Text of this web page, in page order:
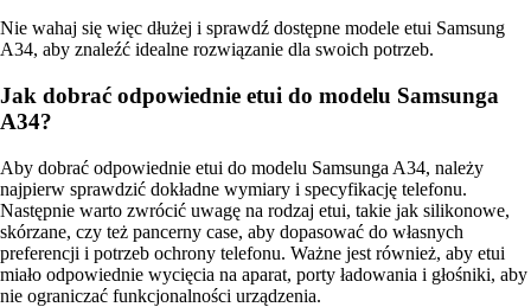
Nie wahaj się więc dłużej i sprawdź dostępne modele etui Samsung
A34, aby znaleźć idealne rozwiązanie dla swoich potrzeb.
Jak dobrać odpowiednie etui do modelu Samsunga
A34?
Aby dobrać odpowiednie etui do modelu Samsunga A34, należy
najpierw sprawdzić dokładne wymiary i specyfikację telefonu.
Następnie warto zwrócić uwagę na rodzaj etui, takie jak silikonowe,
skórzane, czy też pancerny case, aby dopasować do własnych
preferencji i potrzeb ochrony telefonu. Ważne jest również, aby etui
miało odpowiednie wycięcia na aparat, porty ładowania i głośniki, aby
nie ograniczać funkcjonalności urządzenia.